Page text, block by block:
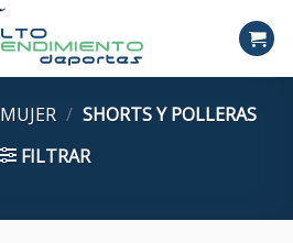
MUJER / SHORTS Y POLLERAS
FILTRAR